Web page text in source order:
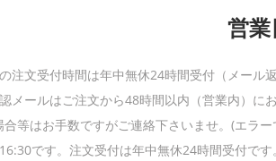
営
注文受付時間は年中無休24時間受付（メール
メールはご注文から48時間以内（営業内）に
合等はお手数ですがご連絡下さいませ。(エラ
です。注文受付は年中無休24時間受付です。